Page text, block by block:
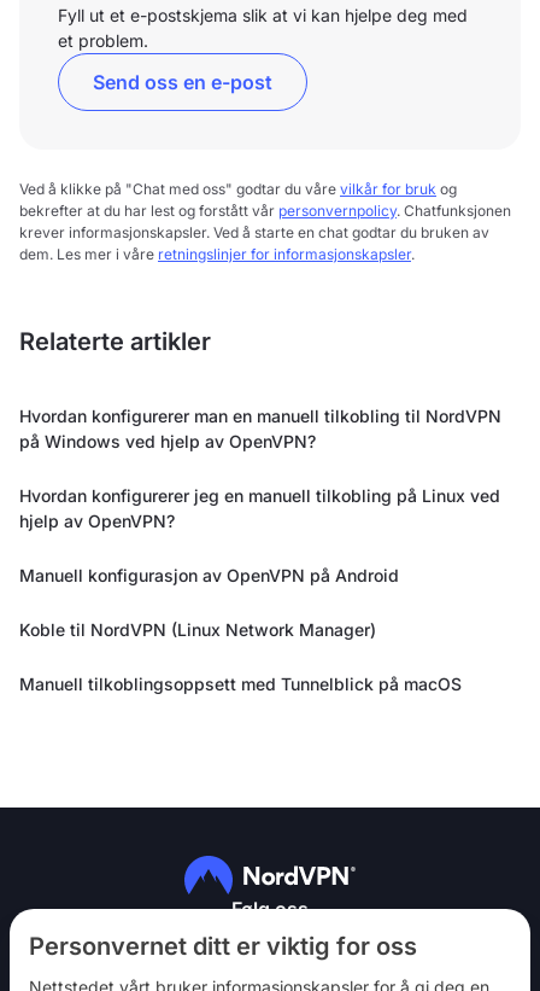
Personvernet ditt er viktig for oss
Nettstedet vårt bruker informasjonskapsler for å gi deg en
Fyll ut et e-postskjema slik at vi kan hjelpe deg med
et problem.
Send oss en e-post
Ved å klikke på "Chat med oss" godtar du våre vilkår for bruk og
bekrefter at du har lest og forstått vår personvernpolicy. Chatfunksjonen
krever informasjonskapsler. Ved å starte en chat godtar du bruken av
dem. Les mer i våre retningslinjer for informasjonskapsler.
Relaterte artikler
Hvordan konfigurerer man en manuell tilkobling til NordVPN
på Windows ved hjelp av OpenVPN?
Hvordan konfigurerer jeg en manuell tilkobling på Linux ved
hjelp av OpenVPN?
Manuell konfigurasjon av OpenVPN på Android
Koble til NordVPN (Linux Network Manager)
Manuell tilkoblingsoppsett med Tunnelblick på macOS
Følg oss